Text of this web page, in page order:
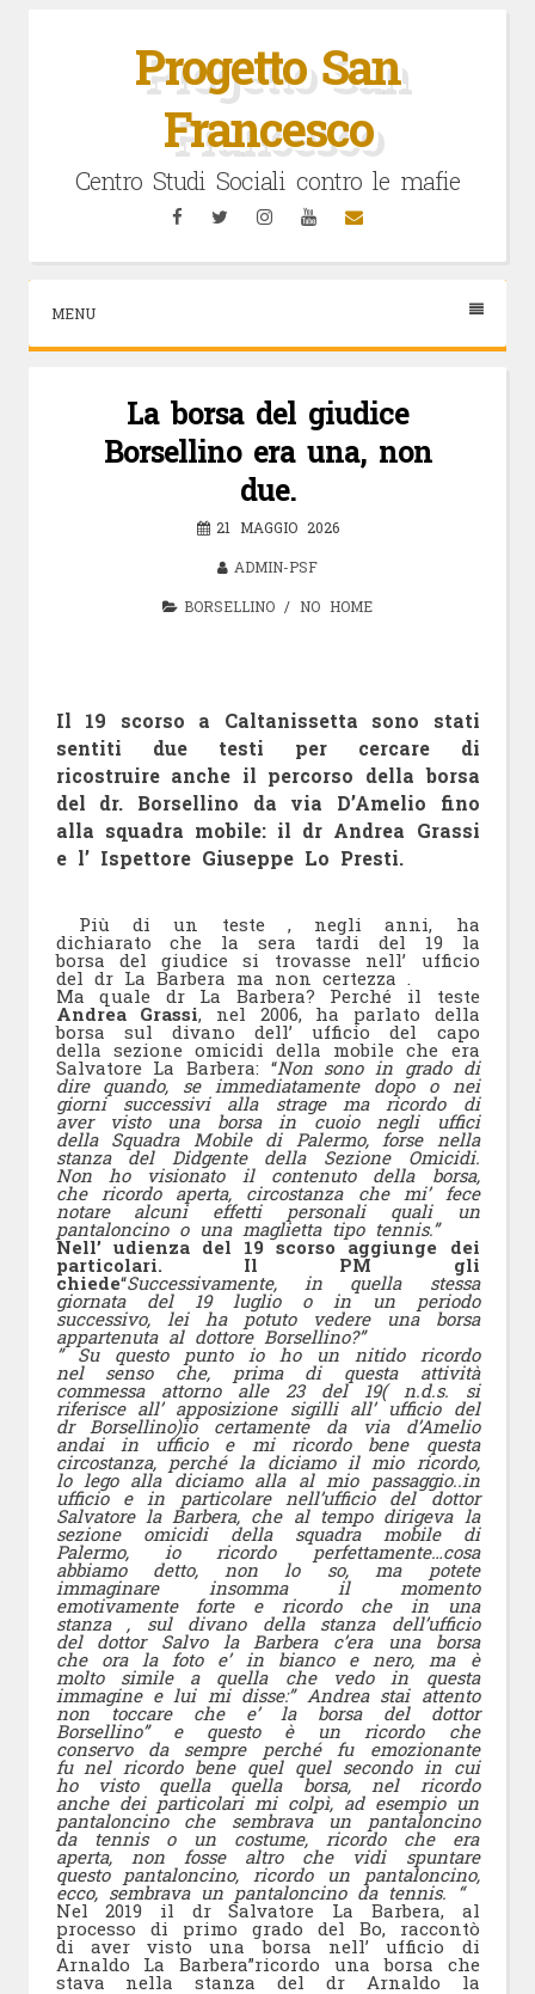
Progetto San
Francesco
Centro Studi Sociali contro le mafie
FacebookTwitterInstagramYouTubeEmail
MENU
La borsa del giudice
Borsellino era una, non
due.
21 MAGGIO 2026
ADMIN-PSF
BORSELLINO / NO HOME
Il 19 scorso a Caltanissetta sono stati
sentiti due testi per cercare di
ricostruire anche il percorso della borsa
del dr. Borsellino da via D’Amelio fino
alla squadra mobile: il dr Andrea Grassi
e l’ Ispettore Giuseppe Lo Presti.
Più di un teste , negli anni, ha
dichiarato che la sera tardi del 19 la
borsa del giudice si trovasse nell’ ufficio
del dr La Barbera ma non certezza .
Ma quale dr La Barbera? Perché il teste
Andrea Grassi, nel 2006, ha parlato della
borsa sul divano dell’ ufficio del capo
della sezione omicidi della mobile che era
Salvatore La Barbera: “Non sono in grado di
dire quando, se immediatamente dopo o nei
giorni successivi alla strage ma ricordo di
aver visto una borsa in cuoio negli uffici
della Squadra Mobile di Palermo, forse nella
stanza del Didgente della Sezione Omicidi.
Non ho visionato il contenuto della borsa,
che ricordo aperta, circostanza che mi’ fece
notare alcuni effetti personali quali un
pantaloncino o una maglietta tipo tennis.”
Nell’ udienza del 19 scorso aggiunge dei
particolari. Il PM gli
chiede“Successivamente, in quella stessa
giornata del 19 luglio o in un periodo
successivo, lei ha potuto vedere una borsa
appartenuta al dottore Borsellino?”
” Su questo punto io ho un nitido ricordo
nel senso che, prima di questa attività
commessa attorno alle 23 del 19( n.d.s. si
riferisce all’ apposizione sigilli all’ ufficio del
dr Borsellino)io certamente da via d’Amelio
andai in ufficio e mi ricordo bene questa
circostanza, perché la diciamo il mio ricordo,
lo lego alla diciamo alla al mio passaggio..in
ufficio e in particolare nell’ufficio del dottor
Salvatore la Barbera, che al tempo dirigeva la
sezione omicidi della squadra mobile di
Palermo, io ricordo perfettamente…cosa
abbiamo detto, non lo so, ma potete
immaginare insomma il momento
emotivamente forte e ricordo che in una
stanza , sul divano della stanza dell’ufficio
del dottor Salvo la Barbera c’era una borsa
che ora la foto e’ in bianco e nero, ma è
molto simile a quella che vedo in questa
immagine e lui mi disse:” Andrea stai attento
non toccare che e’ la borsa del dottor
Borsellino” e questo è un ricordo che
conservo da sempre perché fu emozionante
fu nel ricordo bene quel quel secondo in cui
ho visto quella quella borsa, nel ricordo
anche dei particolari mi colpì, ad esempio un
pantaloncino che sembrava un pantaloncino
da tennis o un costume, ricordo che era
aperta, non fosse altro che vidi spuntare
questo pantaloncino, ricordo un pantaloncino,
ecco, sembrava un pantaloncino da tennis. “
Nel 2019 il dr Salvatore La Barbera, al
processo di primo grado del Bo, raccontò
di aver visto una borsa nell’ ufficio di
Arnaldo La Barbera”ricordo una borsa che
stava nella stanza del dr Arnaldo la